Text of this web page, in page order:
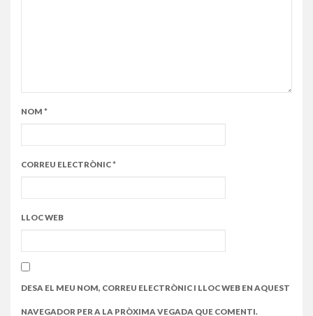
NOM *
CORREU ELECTRÒNIC*
LLOC WEB
DESA EL MEU NOM, CORREU ELECTRÒNIC I LLOC WEB EN AQUEST
NAVEGADOR PER A LA PRÒXIMA VEGADA QUE COMENTI.